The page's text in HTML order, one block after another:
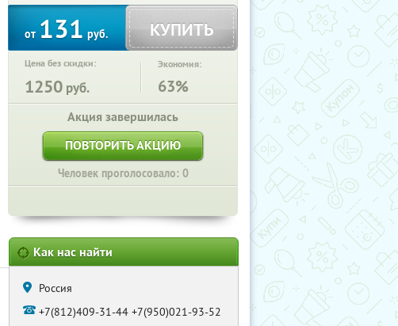
от131руб. КУПИТЬ
Цена без скидки:
1250 руб.
Экономия:
63%
Акция завершилась
ПОВТОРИТЬ АКЦИЮ
Человек проголосовало: 0
Как нас найти
Россия
+7(812)409-31-44 +7(950)021-93-52